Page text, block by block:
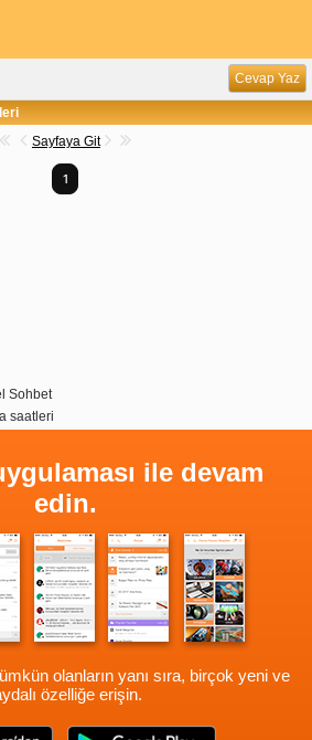
Cevap Yaz
Sayfaya Git
1
Sohbet
saatleri
ile devam
edin.
olanların yanı sıra, birçok yeni ve
özelliğe erişin.